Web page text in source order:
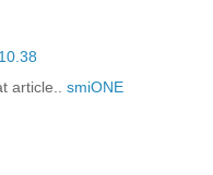
article.. smiONE